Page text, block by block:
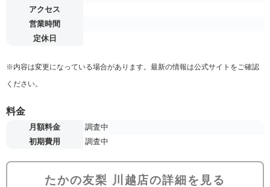
アクセス
営業時間
定休日
※内容は変更になっている場合があります。最新の情報は公式サイトをご確認
ください。
料金
月額料金
調査中
初期費用
調査中
たかの友梨 川越店の詳細を見る